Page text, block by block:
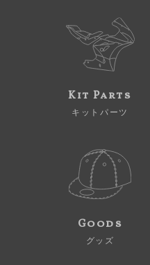
Kit Parts
キットパーツ
Goods
グッズ